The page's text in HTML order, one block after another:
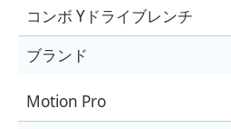
コンボ Yドライブレンチ
ブランド
Motion Pro